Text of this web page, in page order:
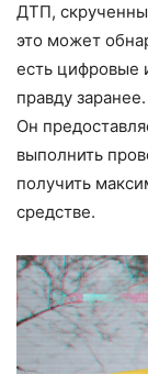
ДТП,
это может
есть цифровые
правду
Он
выполнить
получить
средстве.